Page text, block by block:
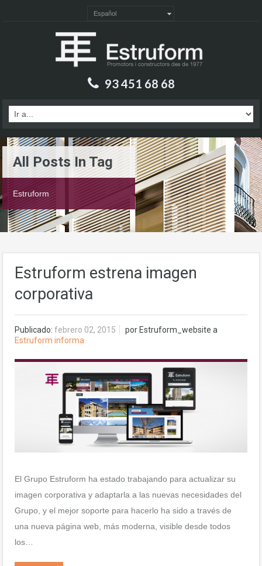
Español
93 451 68 68
All Posts In Tag
Estruform
Estruform estrena imagen
corporativa
Publicado: febrero 02, 2015 por Estruform_website a
Estruform informa
El Grupo Estruform ha estado trabajando para actualizar su
imagen corporativa y adaptarla a las nuevas necesidades del
Grupo, y el mejor soporte para hacerlo ha sido a través de
una nueva página web, más moderna, visible desde todos
los…